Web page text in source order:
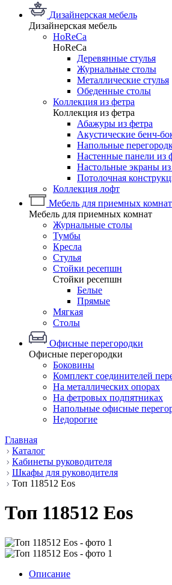
Дизайнерская мебель
Дизайнерская мебель
HoReCa
HoReCa
Деревянные стулья
Журнальные столы
Металлические стулья
Обеденные столы
Коллекция из фетра
Коллекция из фетра
Абажуры из фетра
Акустические бенч-
Напольные
Настенные панели из
Настольные экраны из
Потолочная
Коллекция лофт
Мебель для приемных комнат
Мебель для приемных комнат
Журнальные столы
Тумбы
Кресла
Стулья
Стойки ресепшн
Стойки ресепшн
Белые
Прямые
Мягкая
Столы
Офисные перегородки
Офисные перегородки
Боковины
Комплект соединителей
На металлических опорах
На фетровых подпятниках
Напольные офисные
Недорогие
Главная
Каталог
Кабинеты руководителя
Шкафы для руководителя
Топ 118512 Eos
Топ 118512 Eos
Описание